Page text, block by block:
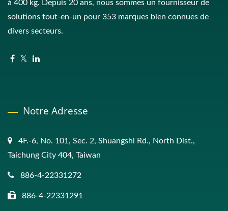
à 400 kg. Depuis 20 ans, nous sommes un fournisseur de
solutions tout-en-un pour 353 marques bien connues de
divers secteurs.
Notre Adresse
4F.-6, No. 101, Sec. 2, Shuangshi Rd., North Dist.,
Taichung City 404, Taiwan
886-4-22331272
886-4-22331291